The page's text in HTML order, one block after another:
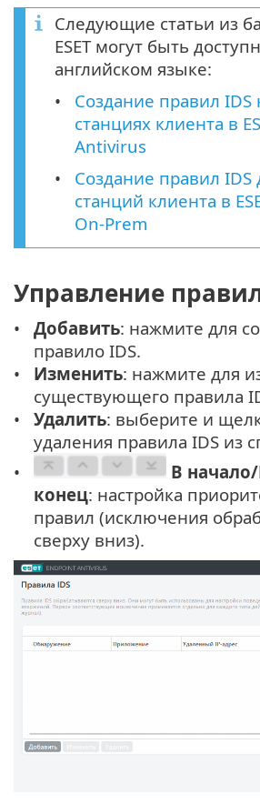
Следующие статьи из
ESET могут быть
английском языке:
Создание правил IDS
станциях клиента в
Antivirus
Создание правил IDS
станций клиента в
On-Prem
Управление
Добавить: нажмите для
правило IDS.
Изменить: нажмите для
существующего правила
Удалить: выберите и
удаления правила IDS из
В
конец: настройка
правил (исключения
сверху вниз).